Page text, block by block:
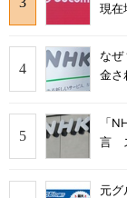
現在
な
金さ
「
言
元グ